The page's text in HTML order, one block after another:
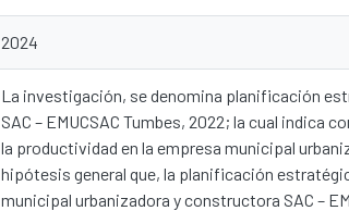
2024
La investigación, se denomina planificación
SAC – EMUCSAC Tumbes, 2022; la cual
la productividad en la empresa municipal
hipótesis general que, la planificación
municipal urbanizadora y constructora SAC –